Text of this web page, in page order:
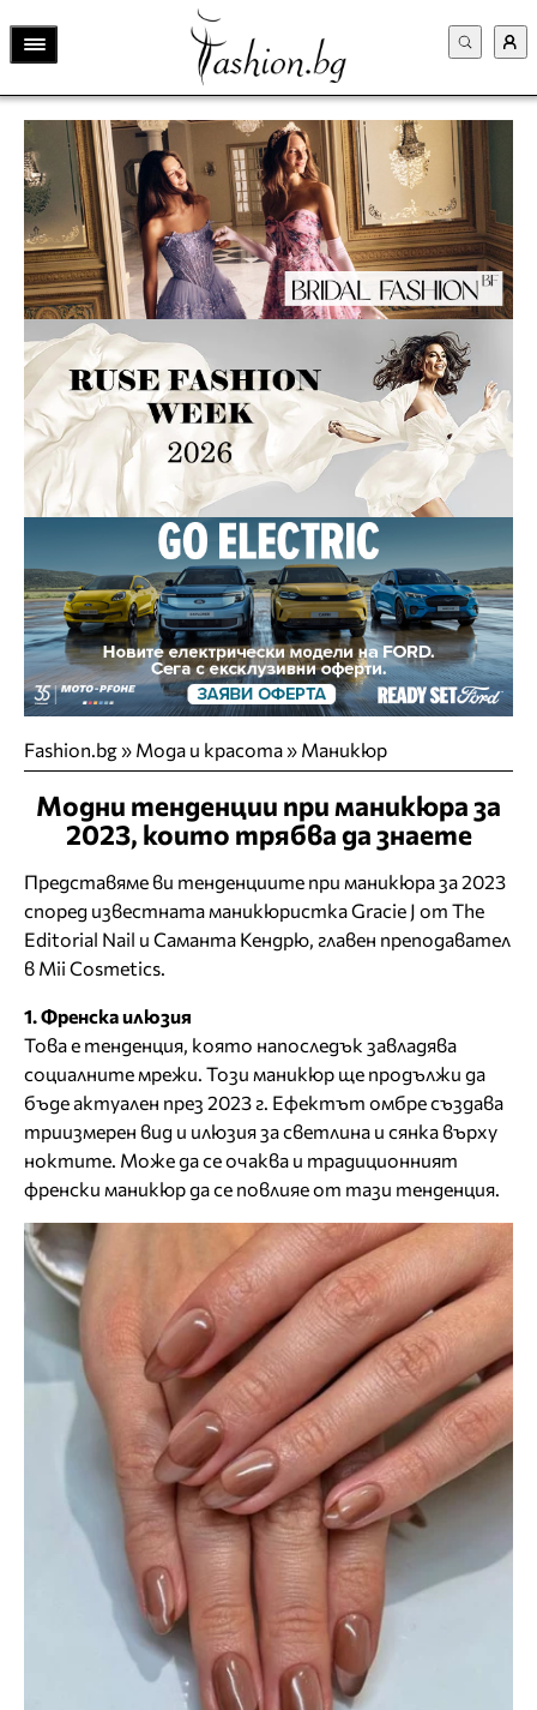
Fashion.bg» Мода и красота» Маникюр
Модни тенденции при маникюра за
2023, които трябва да знаете
Представяме ви тенденциите при маникюра за 2023
според известната маникюристка Gracie J от The
Editorial Nail и Саманта Кендрю, главен преподавател
в Mii Cosmetics.
1. Френска илюзия
Това е тенденция, която напоследък завладява
социалните мрежи. Този маникюр ще продължи да
бъде актуален през 2023 г. Ефектът омбре създава
триизмерен вид и илюзия за светлина и сянка върху
ноктите. Може да се очаква и традиционният
френски маникюр да се повлияе от тази тенденция.